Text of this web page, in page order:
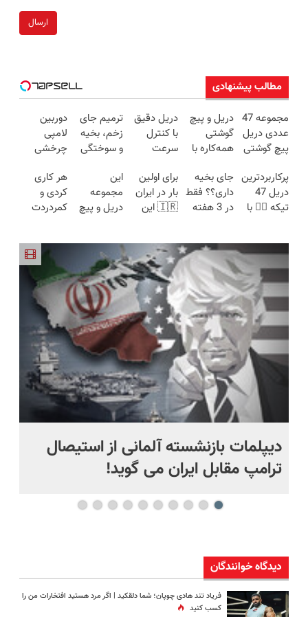
ارسال
مطالب پیشنهادی
مجموعه 47
عددی دریل
پیچ گوشتی
(تخفیف به
مدت
محدود)
دریل و پیچ
گوشتی
همه‌کاره با
هوشمند ⚙️
(نصف
قیمت بازار
دریل دقیق
با کنترل
سرعت
(مجموعه
47عددی +
تخفیف
ترمیم جای
زخم، بخیه
و سوختگی
هفته!!😍
دوربین
لامپی
چرخشی
فقط امروز
حراج شد🔥
پرداخت
پرکاربردترین
دریل 47
تیکه 👈🏻 با
جای بخیه
داری؟؟ فقط
در 3 هفته
برای اولین
بار در ایران
🇮🇷 این
23 روزه
ساخت!
این
مجموعه
دریل و پیچ
نصف قیمت
بخر!😉
هر کاری
کردی و
کمردردت
پرسشنامه و
دریافت راه
حل
دیپلمات بازنشسته آلمانی از استیصال
ترامپ مقابل ایران می گوید!
دیدگاه خوانندگان
فریاد تند هادی چوپان؛‌ شما دلقکید | اگر مرد هستید افتخارات من را
کسب کنید